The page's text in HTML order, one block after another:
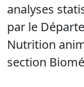
analyses
par le
Nutrition
section